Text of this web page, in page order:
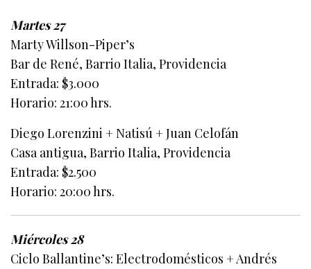
Martes 27
Marty Willson-Piper’s
Bar de René, Barrio Italia, Providencia
Entrada: $3.000
Horario: 21:00 hrs.
Diego Lorenzini + Natisú + Juan Celofán
Casa antigua, Barrio Italia, Providencia
Entrada: $2.500
Horario: 20:00 hrs.
Miércoles 28
Ciclo Ballantine’s: Electrodomésticos + Andrés